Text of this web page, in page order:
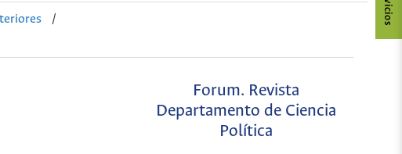
/
Forum. Revista
Departamento de Ciencia
Política